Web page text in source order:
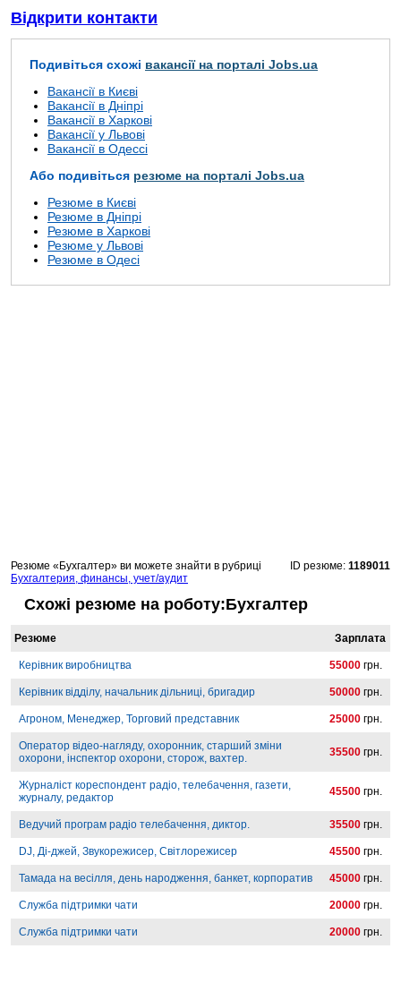
Відкрити контакти
Подивіться схожі вакансії на порталі Jobs.ua
Вакансії в Києві
Вакансії в Дніпрі
Вакансії в Харкові
Вакансії у Львові
Вакансії в Одессі
Або подивіться резюме на порталі Jobs.ua
Резюме в Києві
Резюме в Дніпрі
Резюме в Харкові
Резюме у Львові
Резюме в Одесі
Резюме «Бухгалтер» ви можете знайти в рубриці
Бухгалтерия, финансы, учет/аудит
ID резюме: 1189011
Схожі резюме на роботу:Бухгалтер
Резюме Зарплата
Керівник виробництва 55000 грн.
Керівник відділу, начальник дільниці, бригадир 50000 грн.
Агроном, Менеджер, Торговий представник 25000 грн.
Оператор відео-нагляду, охоронник, старший зміни
охорони, інспектор охорони, сторож, вахтер.
35500 грн.
Журналіст кореспондент радіо, телебачення, газети,
журналу, редактор
45500 грн.
Ведучий програм радіо телебачення, диктор. 35500 грн.
DJ, Ді-джей, Звукорежисер, Світлорежисер 45500 грн.
Тамада на весілля, день народження, банкет, корпоратив 45000 грн.
Служба підтримки чати 20000 грн.
Служба підтримки чати 20000 грн.